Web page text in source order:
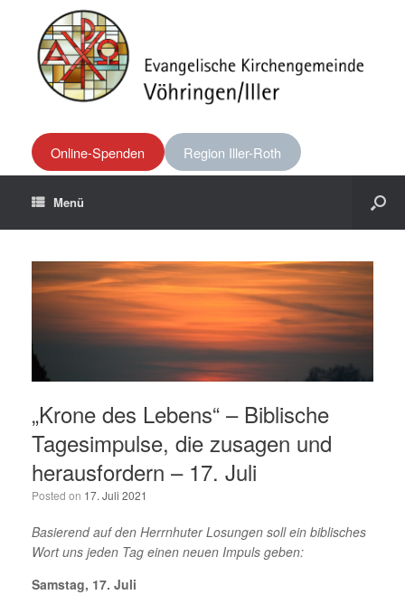
Online-Spenden Region Iller-Roth
Menü
„Krone des Lebens“ – Biblische
Tagesimpulse, die zusagen und
herausfordern – 17. Juli
Posted on 17. Juli 2021
Basierend auf den Herrnhuter Losungen soll ein biblisches
Wort uns jeden Tag einen neuen Impuls geben:
Samstag, 17. Juli